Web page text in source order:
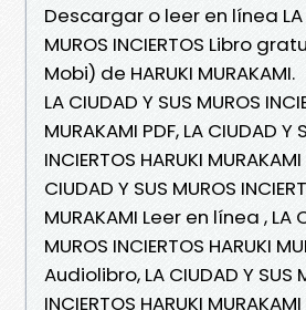
Descargar o leer en línea LA
MUROS INCIERTOS Libro
Mobi) de HARUKI MURAKAMI.
LA CIUDAD Y SUS MUROS
MURAKAMI PDF, LA CIUDAD Y
INCIERTOS HARUKI
CIUDAD Y SUS MUROS
MURAKAMI Leer en línea , LA
MUROS INCIERTOS HARUKI
Audiolibro, LA CIUDAD Y SUS
INCIERTOS HARUKI